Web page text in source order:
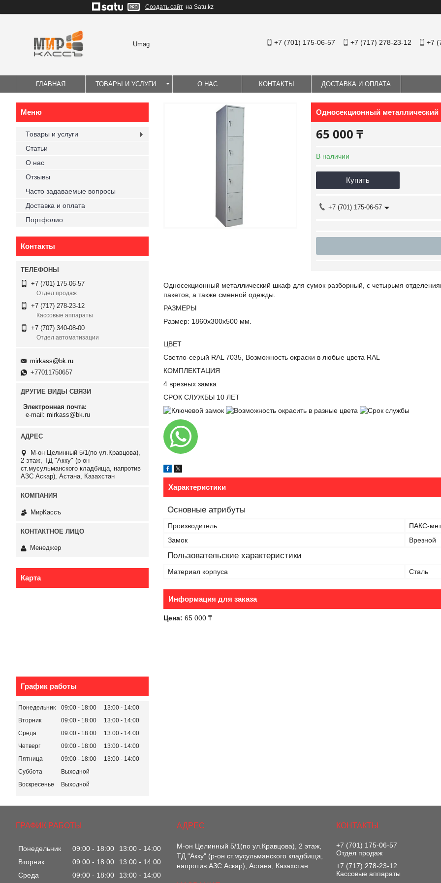
Создать сайт на Satu.kz
Umag +7 (701) 175-06-57 +7 (717) 278-23-12 +7
ГЛАВНАЯ ТОВАРЫ И УСЛУГИ О НАС КОНТАКТЫ ДОСТАВКА И ОПЛАТА
Односекционный
65 000 ₸
В наличии
Купить
+7 (701) 175-06-57
Односекционный металлический шкаф для сумок разборный, с четырьмя
пакетов, а также сменной одежды.
РАЗМЕРЫ
Размер: 1860х300х500 мм.
ЦВЕТ
Светло-серый RAL 7035, Возможность окраски в любые цвета RAL
КОМПЛЕКТАЦИЯ
4 врезных замка
СРОК СЛУЖБЫ 10 ЛЕТ
Характеристики
Основные атрибуты
Производитель
ПАКС-
Замок
Врезной
Пользовательские характеристики
Материал корпуса Сталь
Информация для заказа
Цена: 65 000 ₸
Товары и услуги
Статьи
О нас
Отзывы
Часто задаваемые вопросы
Доставка и оплата
Портфолио
Контакты
+7 (701) 175-06-57
Отдел продаж
+7 (717) 278-23-12
Кассовые аппараты
+7 (707) 340-08-00
Отдел автоматизации
mirkass@bk.ru
+77011750657
ДРУГИЕ ВИДЫ СВЯЗИ
Электронная почта
e-mail: mirkass@bk.ru
М-он Целинный 5/1(по ул.Кравцова),
2 этаж, ТД "Акку" (р-он
ст.мусульманского кладбища, напротив
АЗС Аскар), Астана, Казахстан
МирКассъ
Менеджер
Карта
График работы
Понедельник 09:00 18:00 13:00
14:00
Вторник
09:00 18:00 13:00
14:00
Среда
09:00 18:00 13:00
14:00
Четверг
09:00 18:00 13:00
14:00
Пятница
09:00 18:00 13:00
14:00
Суббота
Выходной
Воскресенье
Выходной
ГРАФИК РАБОТЫ
Понедельник 09:00 18:00 13:00
14:00
Вторник
09:00 18:00 13:00
14:00
Среда
09:00 18:00 13:00 14:00
М-он Целинный 5/1(по ул.Кравцова), 2 этаж,
ТД "Акку" (р-он ст.мусульманского кладбища,
напротив АЗС Аскар), Астана, Казахстан
+7 (701) 175-06-57
Отдел продаж
+7 (717) 278-23-12
Кассовые аппараты